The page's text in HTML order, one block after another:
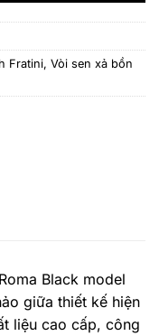
Fratini, Vòi sen xả bồn
Black model
giữa thiết kế hiện
liệu cao cấp, công